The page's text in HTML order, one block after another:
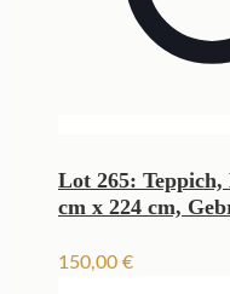
Lot 265:
cm x 224 cm,
150,00 €